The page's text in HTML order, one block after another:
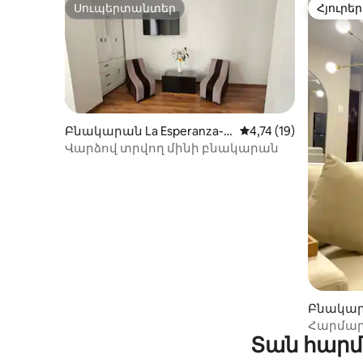
Սուպերտանտեր
Սուպերտանտեր
Բնակարան La Esperanza-ո
ւմ
Միջին վարկանիշը՝
4,74 (19)
Վարձով տրվող մինի բնակարան
Տան